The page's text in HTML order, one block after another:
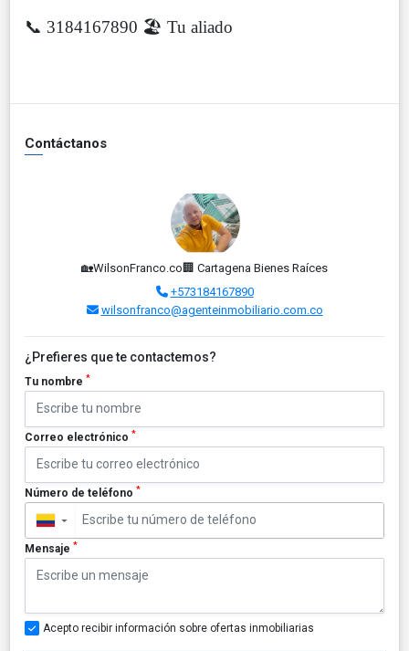
📞 3184167890 🏖️ Tu aliado
Contáctanos
🏡WilsonFranco.co🏢 Cartagena Bienes Raíces
+573184167890
wilsonfranco@agenteinmobiliario.com.co
¿Prefieres que te contactemos?
Tu nombre *
Correo electrónico *
Número de teléfono *
▼
Mensaje *
Acepto recibir información sobre ofertas inmobiliarias